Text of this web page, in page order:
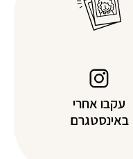
עקבו אחרי
באינסטגרם